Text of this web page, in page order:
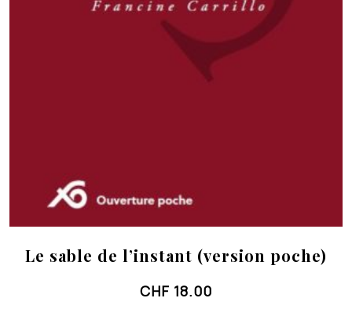
Le sable de l’instant (version poche)
CHF 18.00